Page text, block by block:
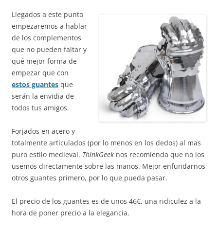
Llegados a este punto
empezaremos a hablar
de los complementos
que no pueden faltar y
qué mejor forma de
empezar que con
estos guantes que
serán la envidia de
todos tus amigos.
Forjados en acero y
totalmente articulados (por lo menos en los dedos) al mas
puro estilo medieval, ThinkGeek nos recomienda que no los
usemos directamente sobre las manos. Mejor enfundarnos
otros guantes primero, por lo que pueda pasar.
El precio de los guantes es de unos 46€, una ridiculez a la
hora de poner precio a la elegancia.